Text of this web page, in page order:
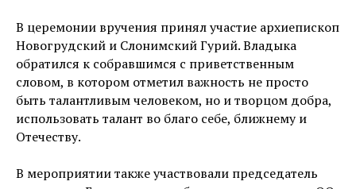
В церемонии вручения принял участие архиепископ
Новогрудский и Слонимский Гурий. Владыка
обратился к собравшимся с приветственным
словом, в котором отметил важность не просто
быть талантливым человеком, но и творцом добра,
использовать талант во благо себе, ближнему и
Отечеству.
В мероприятии также участвовали председатель